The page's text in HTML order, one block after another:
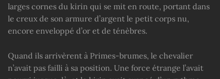
larges cornes du kirin qui se mit en route, portant dans
le creux de son armure d’argent le petit corps nu,
encore enveloppé d’or et de ténèbres.
Quand ils arrivèrent à Primes-brumes, le chevalier
n’avait pas failli à sa position. Une force étrange l’avait